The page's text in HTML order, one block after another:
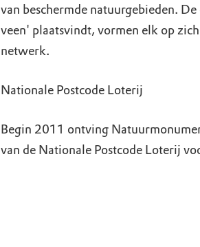
van beschermde natuurgebieden.
veen' plaatsvindt, vormen elk op
netwerk.
Nationale Postcode Loterij
Begin 2011 ontving
van de Nationale Postcode Loterij